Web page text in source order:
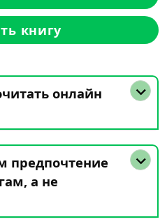
книгу
онлайн
предпочтение
а не